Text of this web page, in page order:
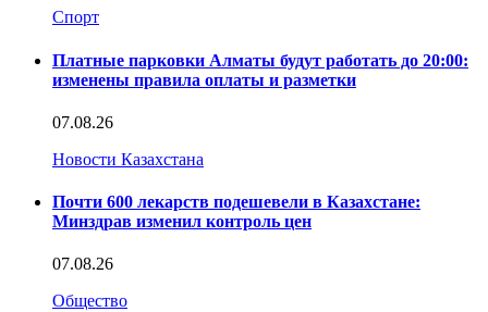
Спорт
Платные парковки Алматы будут работать до 20:00:
изменены правила оплаты и разметки
07.08.26
Новости Казахстана
Почти 600 лекарств подешевели в Казахстане:
Минздрав изменил контроль цен
07.08.26
Общество